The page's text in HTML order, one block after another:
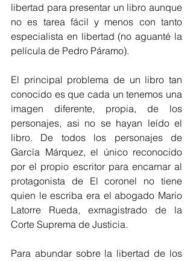
libertad para presentar un libro aunque
no es tarea fácil y menos con tanto
especialista en libertad (no aguanté la
película de Pedro Páramo).
El principal problema de un libro tan
conocido es que cada un tenemos una
imagen diferente, propia, de los
personajes, asi no se hayan leído el
libro. De todos los personajes de
García Márquez, el único reconocido
por el propio escritor para encarnar al
protagonista de El coronel no tiene
quien le escriba era el abogado Mario
Latorre Rueda, exmagistrado de la
Corte Suprema de Justicia.
Para abundar sobre la libertad de los